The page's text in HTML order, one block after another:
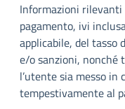
Informazioni rilevanti
pagamento, ivi
applicabile, del tasso
e/o sanzioni,
l’utente sia messo in
tempestivamente al